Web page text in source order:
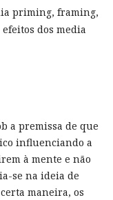
priming, framing,
dos media
a premissa de que
influenciando a
à mente e não
se na ideia de
maneira, os